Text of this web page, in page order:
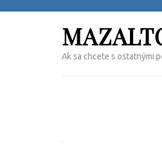
Ak sa chcete s ostatnými